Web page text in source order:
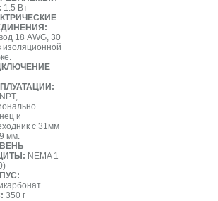
1.5 Вт
18 AWG, 30
изоляционной
и
с 31мм
мм.
NEMA 1
350 г